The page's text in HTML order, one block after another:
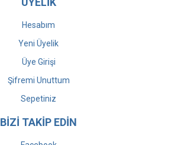
Hesabım
Yeni Üyelik
Üye Girişi
Şifremi Unuttum
Sepetiniz
BİZİ TAKİP EDİN